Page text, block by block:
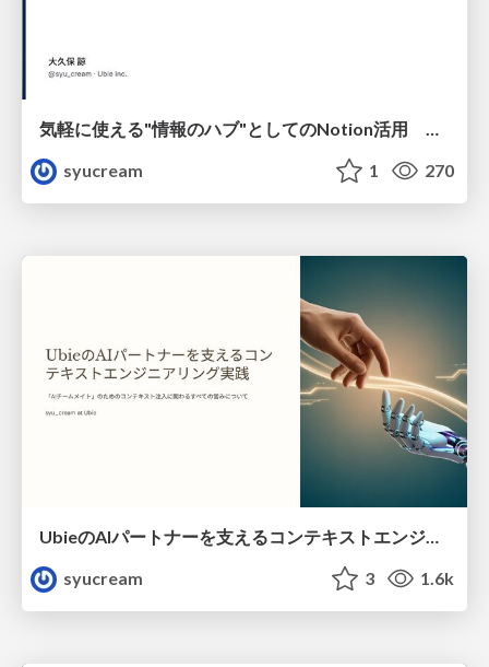
気軽に使える"情報のハブ"としてのNotion活用 〜フロー情報の集積点 と、 Claude Code × Notion AI〜
syucream
1 270
syucream
3 1.6k